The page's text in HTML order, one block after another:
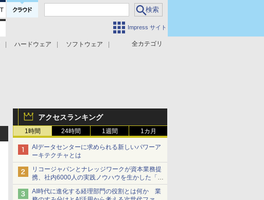
Impress サイト
全カテゴリ
ハードウェア
ソフトウェア
アクセスランキング
1時間 24時間 1週間 1カ月
AIデータセンターに求められる新しいパワーア
ーキテクチャとは
リコージャパンとナレッジワークが資本業務提
携、社内6000人の実践ノウハウを生かした「AI
商談記録 for RICOH」を展開へ
AI時代に進化する経理部門の役割とは何か 業